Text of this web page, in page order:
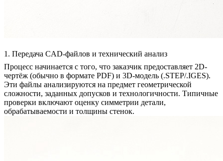
1. Передача CAD-файлов и технический анализ
Процесс начинается с того, что заказчик предоставляет 2D-
чертёж (обычно в формате PDF) и 3D-модель (.STEP/.IGES).
Эти файлы анализируются на предмет геометрической
сложности, заданных допусков и технологичности. Типичные
проверки включают оценку симметрии детали,
обрабатываемости и толщины стенок.